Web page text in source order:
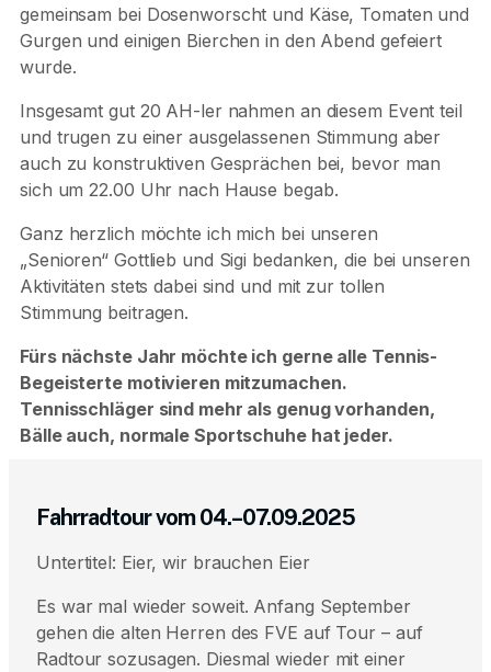
gemeinsam bei Dosenworscht und Käse, Tomaten und
Gurgen und einigen Bierchen in den Abend gefeiert
wurde.
Insgesamt gut 20 AH-ler nahmen an diesem Event teil
und trugen zu einer ausgelassenen Stimmung aber
auch zu konstruktiven Gesprächen bei, bevor man
sich um 22.00 Uhr nach Hause begab.
Ganz herzlich möchte ich mich bei unseren
„Senioren“ Gottlieb und Sigi bedanken, die bei unseren
Aktivitäten stets dabei sind und mit zur tollen
Stimmung beitragen.
Fürs nächste Jahr möchte ich gerne alle Tennis-
Begeisterte motivieren mitzumachen.
Tennisschläger sind mehr als genug vorhanden,
Bälle auch, normale Sportschuhe hat jeder.
Fahrradtour vom 04.–07.09.2025
Untertitel: Eier, wir brauchen Eier
Es war mal wieder soweit. Anfang September
gehen die alten Herren des FVE auf Tour – auf
Radtour sozusagen. Diesmal wieder mit einer